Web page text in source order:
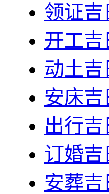
领证吉
开工吉
动土吉
安床吉
出行吉
订婚吉
安葬吉